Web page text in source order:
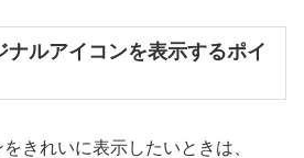
ナルアイコンを表示するポイ
きれいに表示したいときは、